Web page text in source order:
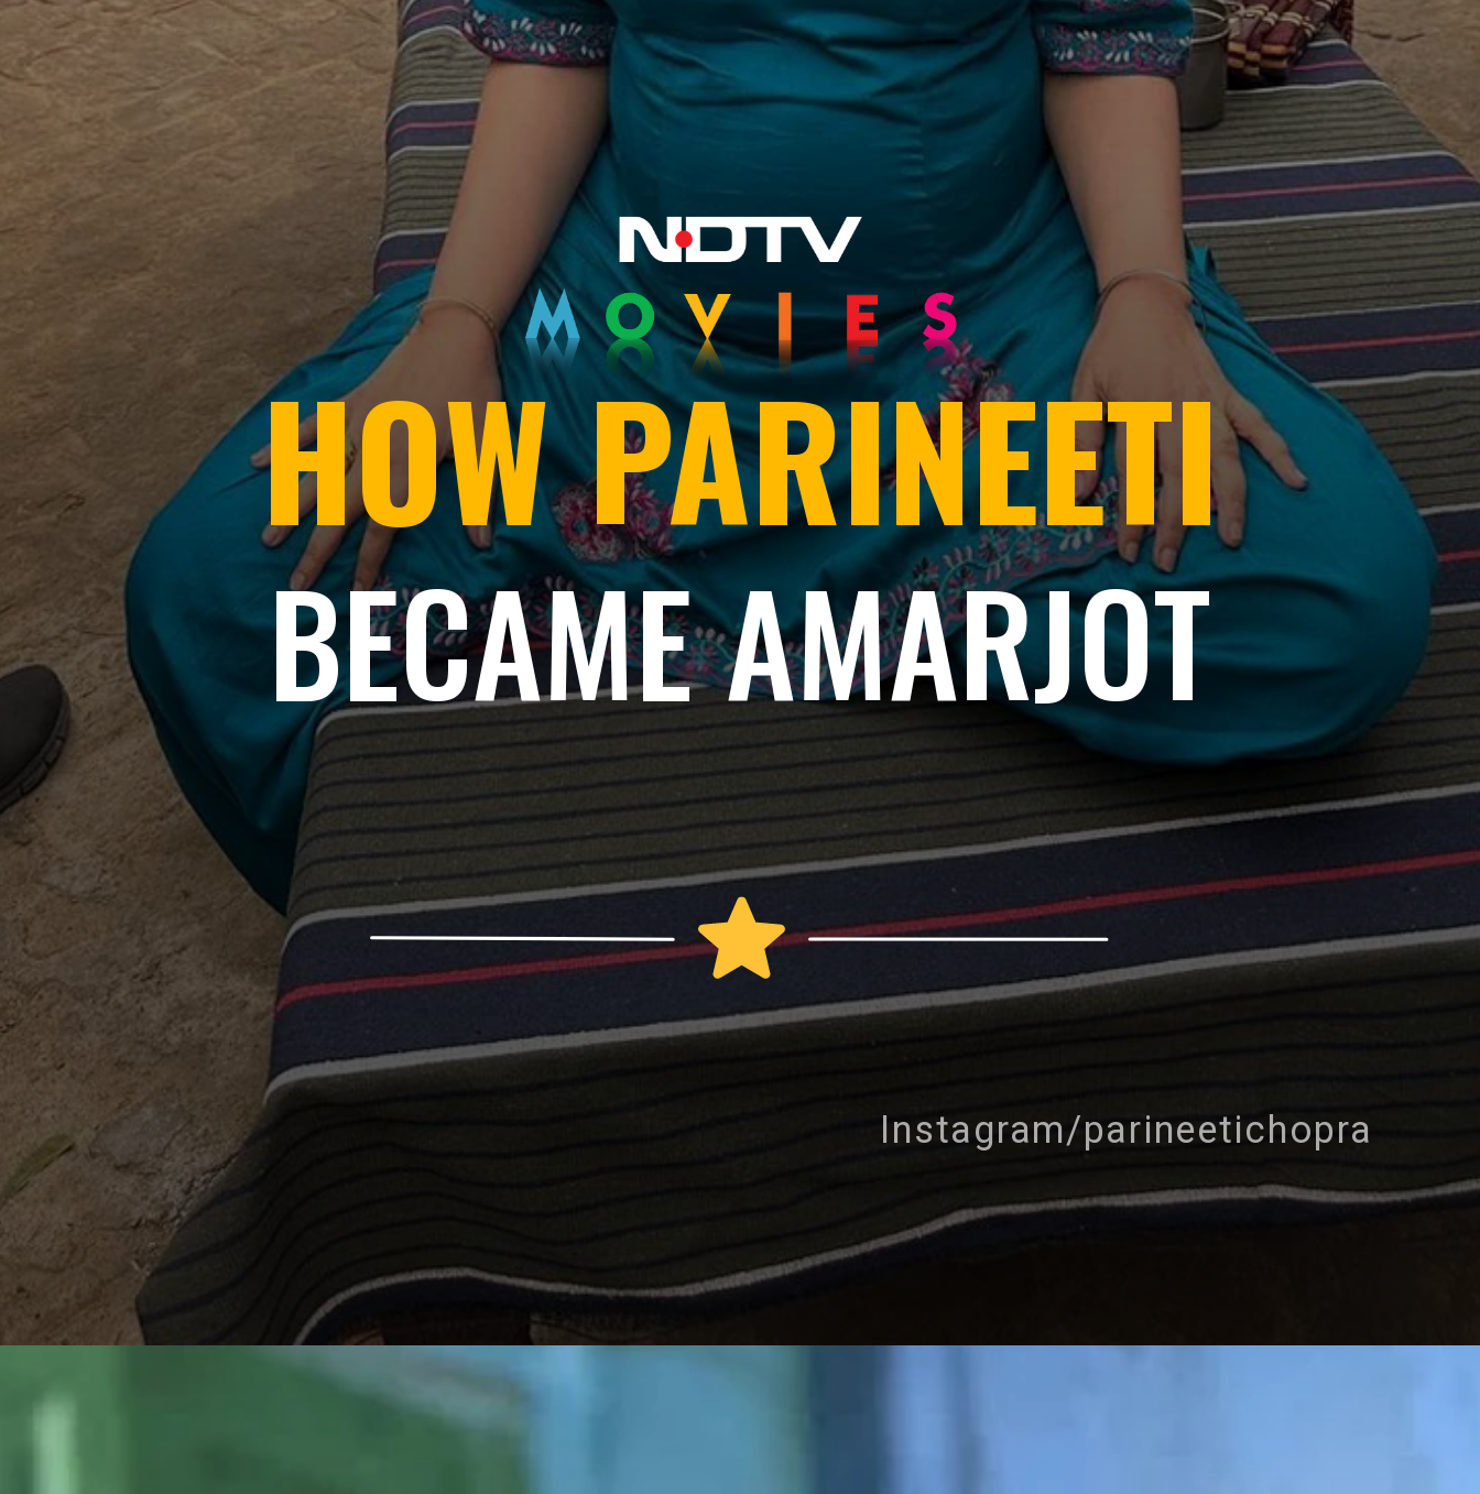
HOW PARINEETI
BECAME AMARJOT
Instagram/parineetichopra